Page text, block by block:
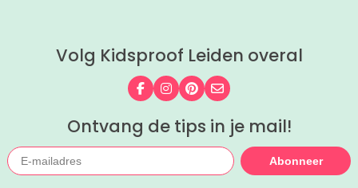
Volg Kidsproof Leiden overal
Volg ons op Facebook
Volg ons op Instagram
Volg ons op Pinterest
Mail ons
Ontvang de tips in je mail!
Abonneer